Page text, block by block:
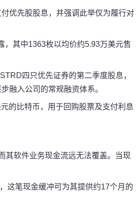
优先股股息，并强调此举仅为履行对
，其中1363枚以均价约5.93万美元售
四只优先证券的第二季度股息，
融入公司的常规融资体系。
的比特币，用于回购股票及支付利息
其软件业务现金流远无法覆盖。当现
这笔现金缓冲可为其提供约17个月的